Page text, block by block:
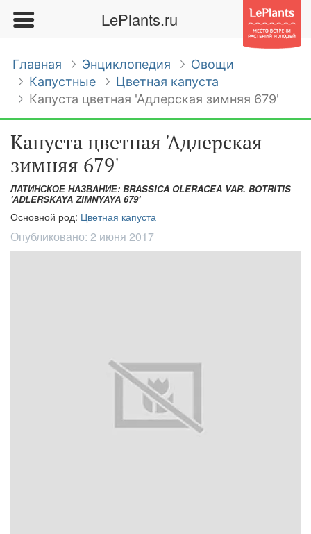
LePlants.ru
Главная Энциклопедия
Овощи
Капустные
Цветная капуста
Капуста цветная 'Адлерская зимняя 679'
Капуста цветная 'Адлерская
зимняя 679'
ЛАТИНСКОЕ НАЗВАНИЕ: BRASSICA OLERACEA VAR. BOTRITIS
'ADLERSKAYA ZIMNYAYA 679'
Основной род: Цветная капуста
Опубликовано: 2 июня 2017